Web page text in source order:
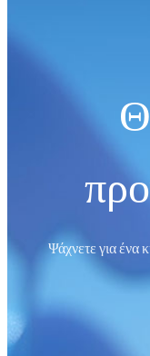
Ψάχνετε για ένα